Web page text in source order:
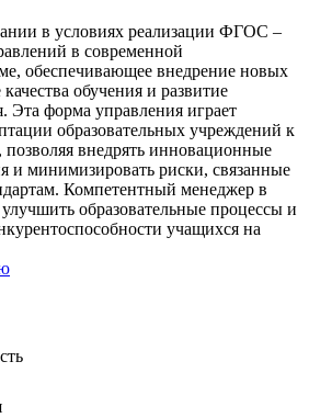
в условиях реализации ФГОС –
в современной
обеспечивающее внедрение новых
обучения и развитие
Эта форма управления играет
образовательных учреждений к
внедрять инновационные
и минимизировать риски, связанные
Компетентный менеджер в
образовательные процессы и
учащихся на